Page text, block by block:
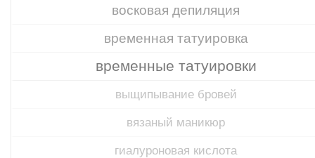
восковая депиляция
временная татуировка
временные татуировки
выщипывание бровей
вязаный маникюр
гиалуроновая кислота